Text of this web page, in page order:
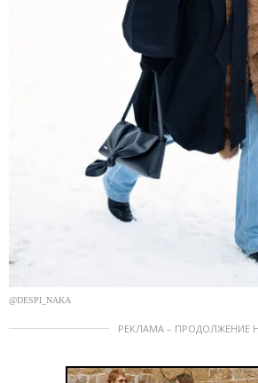
@DESPI_NAKA
РЕКЛАМА – ПРОДОЛЖЕНИЕ